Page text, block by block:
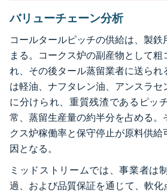
バリューチェーン分析
コールタールピッチの供給は、製
まる。コークス炉の副産物として粗
れ、その後タール蒸留業者に送られ
は軽油、ナフタレン油、アンスラセ
に分けられ、重質残渣であるピッ
常、蒸留生産量の約半分を占める。
クス炉稼働率と保守停止が原料供
因となる。
ミッドストリームでは、事業者は
過、および品質保証を通じて、軟化